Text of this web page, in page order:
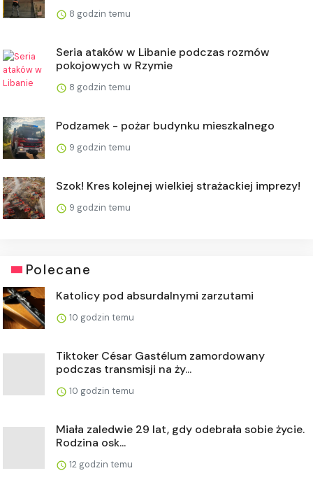
8 godzin temu
Seria ataków w Libanie podczas rozmów
pokojowych w Rzymie
8 godzin temu
Podzamek - pożar budynku mieszkalnego
9 godzin temu
Szok! Kres kolejnej wielkiej strażackiej imprezy!
9 godzin temu
Polecane
Katolicy pod absurdalnymi zarzutami
10 godzin temu
Tiktoker César Gastélum zamordowany
podczas transmisji na ży...
10 godzin temu
Miała zaledwie 29 lat, gdy odebrała sobie życie.
Rodzina osk...
12 godzin temu